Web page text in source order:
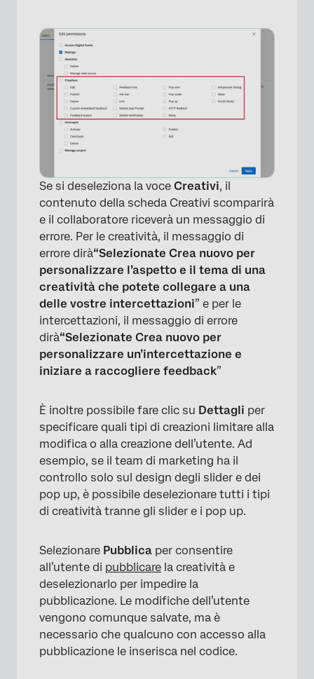
×
Se si deseleziona la voce Creativi, il
contenuto della scheda Creativi scomparirà
e il collaboratore riceverà un messaggio di
errore. Per le creatività, il messaggio di
errore dirà“Selezionate Crea nuovo per
personalizzare l’aspetto e il tema di una
creatività che potete collegare a una
delle vostre intercettazioni” e per le
intercettazioni, il messaggio di errore
dirà“Selezionate Crea nuovo per
personalizzare un’intercettazione e
iniziare a raccogliere feedback”
È inoltre possibile fare clic su Dettagli per
specificare quali tipi di creazioni limitare alla
modifica o alla creazione dell’utente. Ad
esempio, se il team di marketing ha il
controllo solo sul design degli slider e dei
pop up, è possibile deselezionare tutti i tipi
di creatività tranne gli slider e i pop up.
Selezionare Pubblica per consentire
all’utente di pubblicare la creatività e
deselezionarlo per impedire la
pubblicazione. Le modifiche dell’utente
vengono comunque salvate, ma è
necessario che qualcuno con accesso alla
pubblicazione le inserisca nel codice.